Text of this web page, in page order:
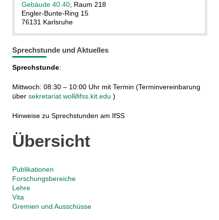
Gebäude 40.40, Raum 218
Engler-Bunte-Ring 15
76131 Karlsruhe
Sprechstunde und Aktuelles
Sprechstunde:
Mittwoch: 08:30 – 10:00 Uhr mit Termin (Terminvereinbarung
über sekretariat.woll∂ifss.kit.edu )
​Hinweise zu Sprechstunden am IfSS
Übersicht
Publikationen
Forschungsbereiche
Lehre
Vita
Gremien und Ausschüsse